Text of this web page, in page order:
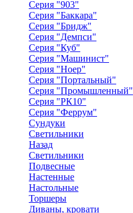
Серия "903"
Серия "Баккара"
Серия "Бридж"
Серия "Демпси"
Серия "Куб"
Серия "Машинист"
Серия "Ноер"
Серия "Портальный"
Серия "Промышленный"
Серия "РК10"
Серия "Феррум"
Сундуки
Светильники
Назад
Светильники
Подвесные
Настенные
Настольные
Торшеры
Диваны, кровати